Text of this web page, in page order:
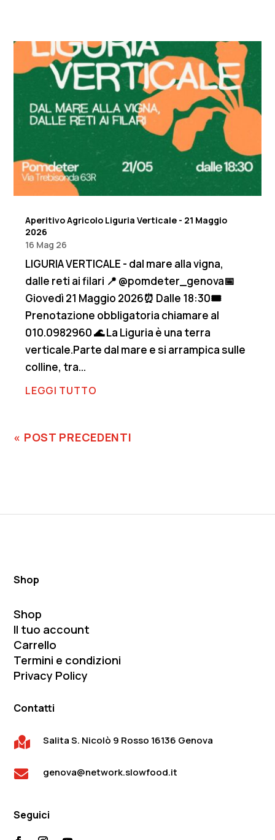
Aperitivo Agricolo Liguria Verticale - 21 Maggio
2026
16 Mag 26
LIGURIA VERTICALE - dal mare alla vigna,
dalle reti ai filari 📍 @pomdeter_genova📅
Giovedì 21 Maggio 2026⏰ Dalle 18:30🎟️
Prenotazione obbligatoria chiamare al
010.0982960 🌊 La Liguria è una terra
verticale.Parte dal mare e si arrampica sulle
colline, tra...
LEGGI TUTTO
« POST PRECEDENTI
Shop
Shop
Il tuo account
Carrello
Termini e condizioni
Privacy Policy
Contatti
 Salita S. Nicolò 9 Rosso 16136 Genova
 genova@network.slowfood.it
Seguici